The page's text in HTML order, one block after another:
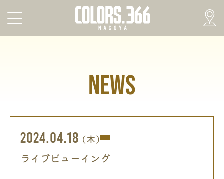
NEWS
2024.04.18 (木)
ライブビューイング